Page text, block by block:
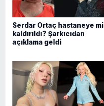
Serdar Ortaç hastaneye mi
kaldırıldı? Şarkıcıdan
açıklama geldi